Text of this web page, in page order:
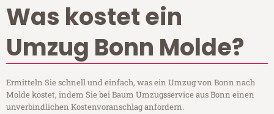
Was kostet ein
Umzug Bonn Molde?
Ermitteln Sie schnell und einfach, was ein Umzug von Bonn nach
Molde kostet, indem Sie bei Baum Umzugsservice aus Bonn einen
unverbindlichen Kostenvoranschlag anfordern.